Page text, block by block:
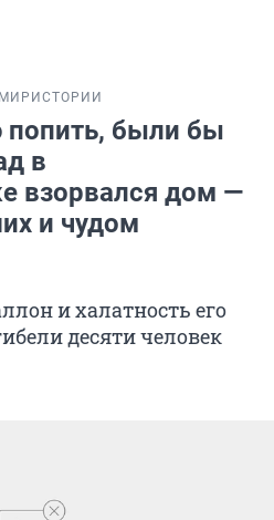
ИСТОРИИ
были бы
в
взорвался дом —
и чудом
и халатность его
десяти человек